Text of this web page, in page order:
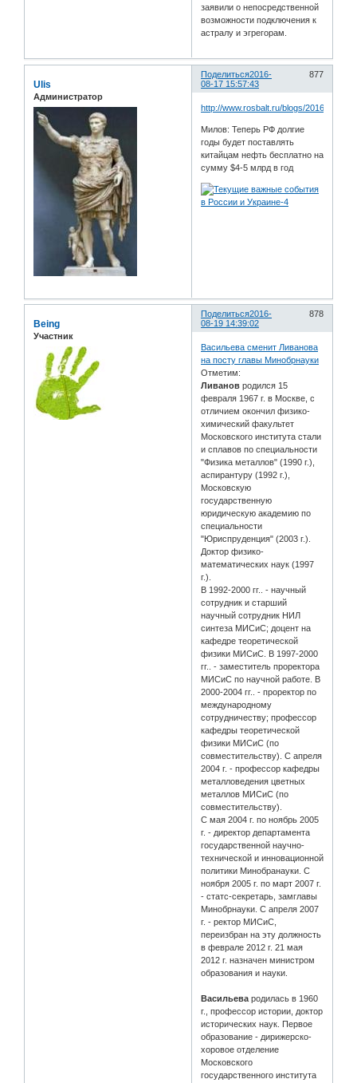
заявили о непосредственной
возможности подключения к
астралу и эгрегорам.
Поделиться 877
2016-
08-17 15:57:43
Ulis
Администратор
http://www.rosbalt.ru/blogs/2016/08/16/
Милов: Теперь РФ долгие
годы будет поставлять
китайцам нефть бесплатно на
сумму $4-5 млрд в год
Поделиться 878
2016-
08-19 14:39:02
Being
Участник
Васильева сменит Ливанова
на посту главы Минобрнауки
Отметим:
Ливановродился 15
февраля 1967 г. в Москве, с
отличием окончил физико-
химический факультет
Московского института стали
и сплавов по специальности
"Физика металлов" (1990 г.),
аспирантуру (1992 г.),
Московскую
государственную
юридическую академию по
специальности
"Юриспруденция" (2003 г.).
Доктор физико-
математических наук (1997
г.).
В 1992-2000 гг.. - научный
сотрудник и старший
научный сотрудник НИЛ
синтеза МИСиС; доцент на
кафедре теоретической
физики МИСиС. В 1997-2000
гг.. - заместитель проректора
МИСиС по научной работе. В
2000-2004 гг.. - проректор по
международному
сотрудничеству; профессор
кафедры теоретической
физики МИСиС (по
совместительству). С апреля
2004 г. - профессор кафедры
металловедения цветных
металлов МИСиС (по
совместительству).
С мая 2004 г. по ноябрь 2005
г. - директор департамента
государственной научно-
технической и инновационной
политики Минобранауки. С
ноября 2005 г. по март 2007 г.
- статс-секретарь, замглавы
Минобрнауки. С апреля 2007
г. - ректор МИСиС,
переизбран на эту должность
в феврале 2012 г. 21 мая
2012 г. назначен министром
образования и науки.
Васильева родилась в 1960
г., профессор истории, доктор
исторических наук. Первое
образование - дирижерско-
хоровое отделение
Московского
государственного института